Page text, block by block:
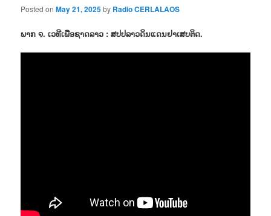
Posted onMay 21, 2025by Radio CERLALAOS
ພາກ ໑. ເວທີເພື່ອຊາດລາວ : ສປປລາວດິນແດນຢາເສບຕິດ.